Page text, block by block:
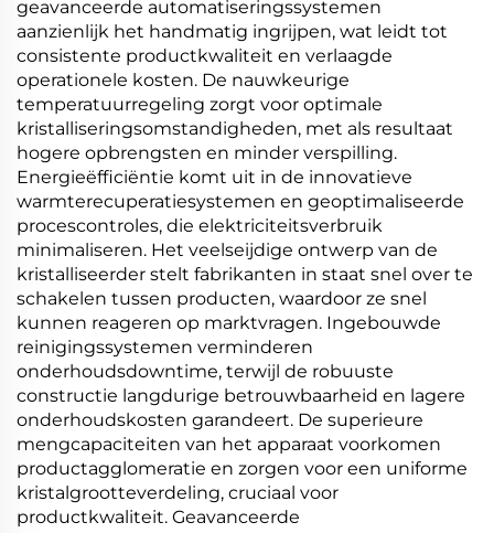
geavanceerde automatiseringssystemen
aanzienlijk het handmatig ingrijpen, wat leidt tot
consistente productkwaliteit en verlaagde
operationele kosten. De nauwkeurige
temperatuurregeling zorgt voor optimale
kristalliseringsomstandigheden, met als resultaat
hogere opbrengsten en minder verspilling.
Energieëfficiëntie komt uit in de innovatieve
warmterecuperatiesystemen en geoptimaliseerde
procescontroles, die elektriciteitsverbruik
minimaliseren. Het veelseijdige ontwerp van de
kristalliseerder stelt fabrikanten in staat snel over te
schakelen tussen producten, waardoor ze snel
kunnen reageren op marktvragen. Ingebouwde
reinigingssystemen verminderen
onderhoudsdowntime, terwijl de robuuste
constructie langdurige betrouwbaarheid en lagere
onderhoudskosten garandeert. De superieure
mengcapaciteiten van het apparaat voorkomen
productagglomeratie en zorgen voor een uniforme
kristalgrootteverdeling, cruciaal voor
productkwaliteit. Geavanceerde